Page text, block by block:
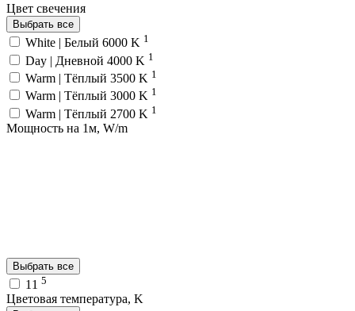
Цвет свечения
Выбрать все
White | Белый 6000 K 1
Day | Дневной 4000 K 1
Warm | Тёплый 3500 K 1
Warm | Тёплый 3000 K 1
Warm | Тёплый 2700 K 1
Мощность на 1м, W/m
Выбрать все
11 5
Цветовая температура, K